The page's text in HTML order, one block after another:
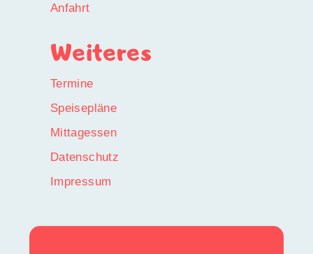
Anfahrt
Weiteres
Termine
Speisepläne
Mittagessen
Datenschutz
Impressum